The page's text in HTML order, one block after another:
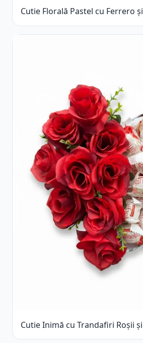
Cutie Florală Pastel cu Ferrero și
Raffaello
Cutie Inimă cu Trandafiri Roșii și
Raffaello